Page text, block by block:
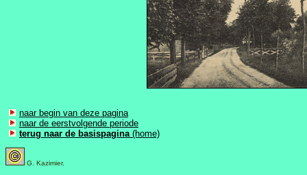
naar begin van deze pagina
naar de eerstvolgende periode
terug naar de basispagina(home)
G. Kazimier.